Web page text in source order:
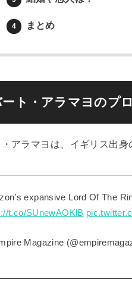
4 まとめ
ート・アラマヨのプ
アラマヨは、イギリス出身
expansive Lord Of The
t.co/SUnewAOKlB
Magazine